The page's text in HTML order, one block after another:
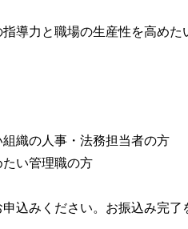
導力と職場の生産性を高め
織の人事・法務担当者の方
い管理職の方
込みください。お振込み完了